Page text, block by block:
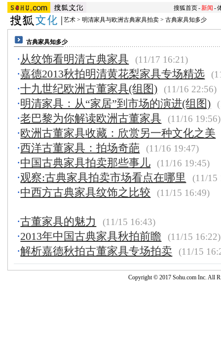
搜狐首页-新闻 -
艺术 > 明清家具与欧洲古典家具拍卖 > 古典家具知多少
古典家具知多少
·从纹饰看明清古典家具 (11/17 16:21)
·嘉德2013秋拍明清黄花梨家具专场精选
·十九世纪欧洲古董家具(组图) (11/16 22:56)
·明清家具：从“家居”到市场的演进(组图)
·老巴黎为你解读欧洲古董家具 (11/16 19:56)
·欧洲古董家具收藏：欣赏另一种文化之美
·西洋古董家具：拍场奇葩 (11/16 19:47)
·中国古典家具拍卖那些事儿 (11/16 19:45)
·观察:古典家具拍卖市场看点在哪里 (11/15
·中西方古典家具纹饰之比较 (11/15 16:49)
·古董家具的魅力 (11/15 16:43)
·2013年中国古典家具秋拍前瞻 (11/15 16:22)
·解析嘉德秋拍古董家具专场拍卖 (11/15
Copyright © 2017 Sohu.com Inc. All